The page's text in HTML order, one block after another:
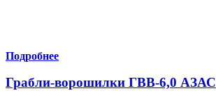
Подробнее
Грабли-ворошилки ГВВ-6,0 АЗАС